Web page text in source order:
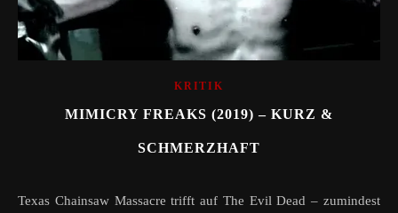
KRITIK
MIMICRY FREAKS (2019) – KURZ &
SCHMERZHAFT
Texas Chainsaw Massacre trifft auf The Evil Dead – zumindest